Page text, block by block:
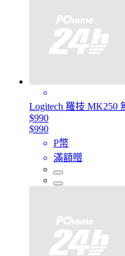
Logitech 羅技 MK250
$990
$990
P幣
滿額贈